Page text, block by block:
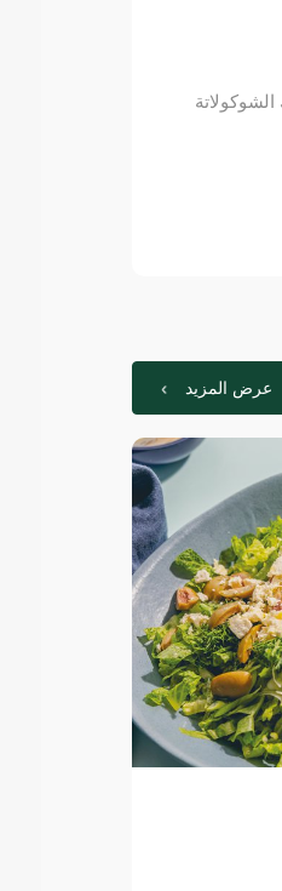
عرض المزيد